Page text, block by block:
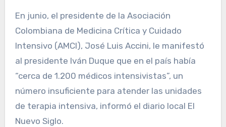
En junio, el presidente de la Asociación
Colombiana de Medicina Crítica y Cuidado
Intensivo (AMCI), José Luis Accini, le manifestó
al presidente Iván Duque que en el país había
“cerca de 1.200 médicos intensivistas”, un
número insuficiente para atender las unidades
de terapia intensiva, informó el diario local El
Nuevo Siglo.